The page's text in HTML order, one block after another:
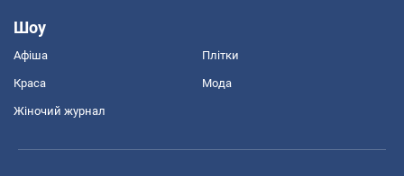
Шоу
Афіша Плітки
Краса Мода
Жіночий журнал